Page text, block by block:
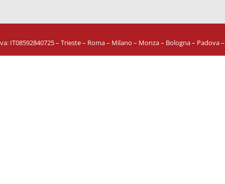
IT08592840725– Trieste – Roma – Milano – Monza – Bologna – Padova